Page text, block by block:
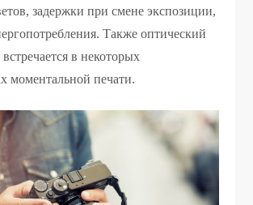
задержки при смене экспозиции,
Также оптический
в некоторых
моментальной печати.